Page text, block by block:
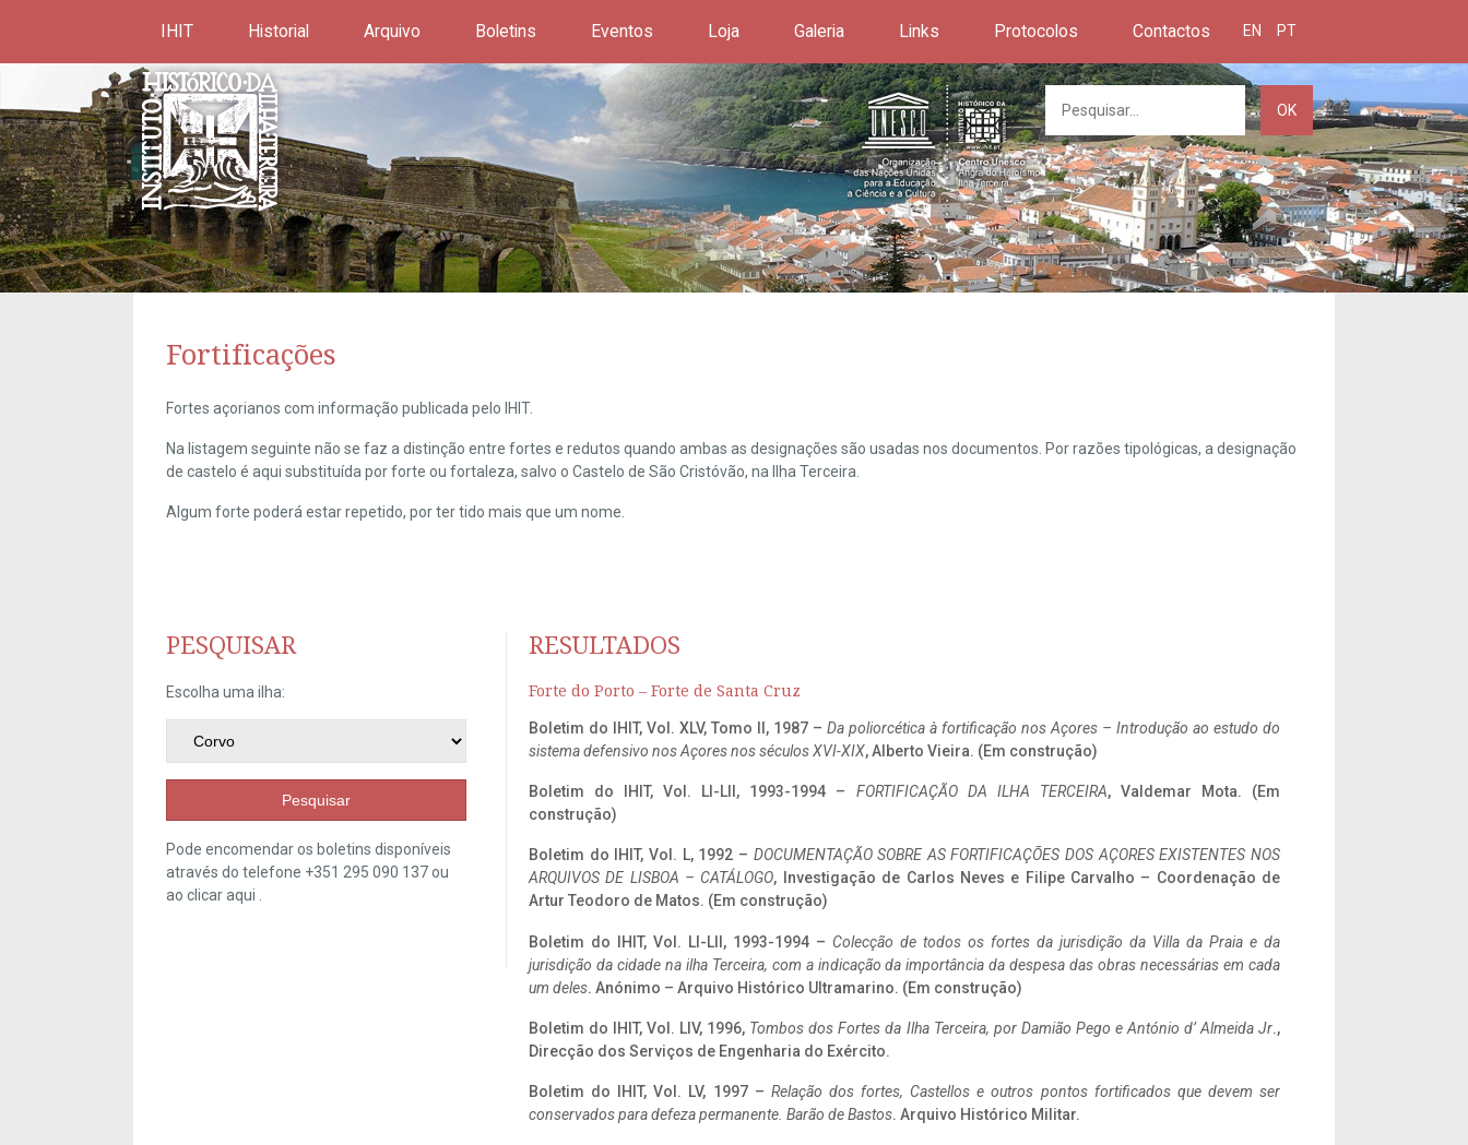
IHIT Historial Arquivo Boletins Eventos Loja Galeria Links Protocolos Contactos EN PT
OK
Fortificações
Fortes açorianos com informação publicada pelo IHIT.
Na listagem seguinte não se faz a distinção entre fortes e redutos quando ambas as designações são usadas nos documentos. Por razões tipológicas, a designação
de castelo é aqui substituída por forte ou fortaleza, salvo o Castelo de São Cristóvão, na Ilha Terceira.
Algum forte poderá estar repetido, por ter tido mais que um nome.
PESQUISAR
Escolha uma ilha:
Pesquisar
Pode encomendar os boletins disponíveis
através do telefone +351 295 090 137 ou
ao clicaraqui
RESULTADOS
Forte do Porto – Forte de Santa Cruz
Boletim do IHIT, Vol. XLV, Tomo II, 1987 – Da poliorcética à fortificação nos Açores – Introdução ao estudo do
sistema defensivo nos Açores nos séculos XVI-XIX, Alberto Vieira. (Em construção)
Boletim do IHIT, Vol. LI-LII, 1993-1994 – FORTIFICAÇÃO DA ILHA TERCEIRA, Valdemar Mota. (Em
construção)
Boletim do IHIT, Vol. L, 1992 – DOCUMENTAÇÃO SOBRE AS FORTIFICAÇÕES DOS AÇORES EXISTENTES NOS
ARQUIVOS DE LISBOA – CATÁLOGO, Investigação de Carlos Neves e Filipe Carvalho – Coordenação de
Artur Teodoro de Matos. (Em construção)
Boletim do IHIT, Vol. LI-LII, 1993-1994 – Colecção de todos os fortes da jurisdição da Villa da Praia e da
jurisdição da cidade na ilha Terceira, com a indicação da importância da despesa das obras necessárias em cada
um deles. Anónimo – Arquivo Histórico Ultramarino. (Em construção)
Boletim do IHIT, Vol. LIV, 1996, Tombos dos Fortes da Ilha Terceira, por Damião Pego e António d’ Almeida Jr.,
Direcção dos Serviços de Engenharia do Exército.
Boletim do IHIT, Vol. LV, 1997 – Relação dos fortes, Castellos e outros pontos fortificados que devem ser
conservados para defeza permanente. Barão de Bastos. Arquivo Histórico Militar.